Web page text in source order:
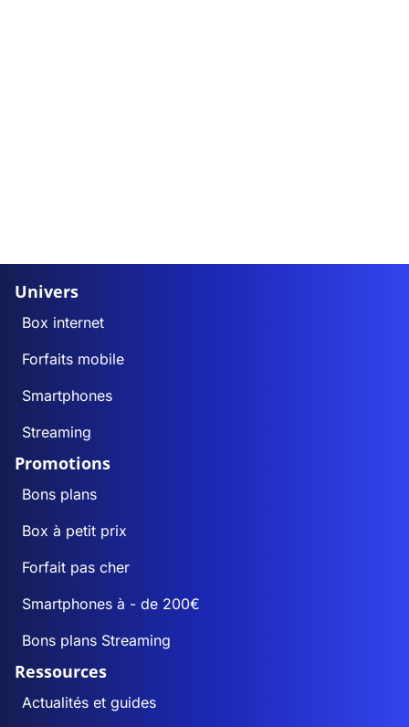
Univers
Box internet
Forfaits mobile
Smartphones
Streaming
Promotions
Bons plans
Box à petit prix
Forfait pas cher
Smartphones à - de 200€
Bons plans Streaming
Ressources
Actualités et guides